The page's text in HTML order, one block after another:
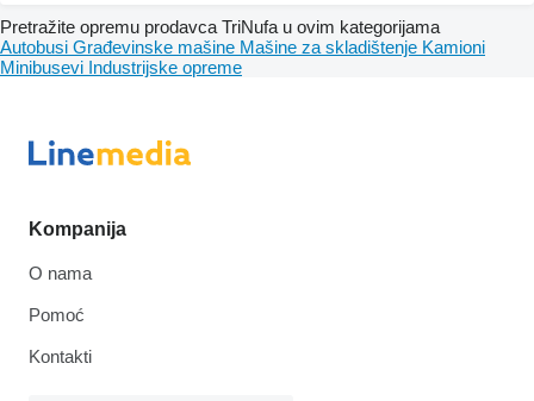
Pretražite opremu prodavca TriNufa u ovim kategorijama
Autobusi Građevinske mašine Mašine za skladištenje Kamioni
Minibusevi Industrijske opreme
Kompanija
O nama
Pomoć
Kontakti